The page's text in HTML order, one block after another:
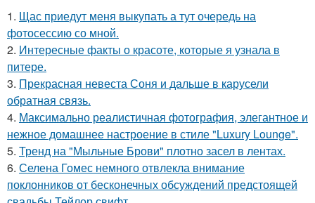
1. Щас приедут меня выкупать а тут очередь на
фотосессию со мной.
2. Интересные факты о красоте, которые я узнала в
питере.
3. Прекрасная невеста Соня и дальше в карусели
обратная связь.
4. Максимально реалистичная фотография, элегантное и
нежное домашнее настроение в стиле "Luxury Lounge".
5. Тренд на "Мыльные Брови" плотно засел в лентах.
6. Селена Гомес немного отвлекла внимание
поклонников от бесконечных обсуждений предстоящей